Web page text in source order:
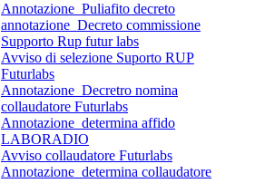
Annotazione_Puliafito decreto
annotazione_Decreto commissione
Supporto Rup futur labs
Avviso di selezione Suporto RUP
Futurlabs
Annotazione_Decretro nomina
collaudatore Futurlabs
Annotazione_determina affido
LABORADIO
Avviso collaudatore Futurlabs
Annotazione_determina collaudatore